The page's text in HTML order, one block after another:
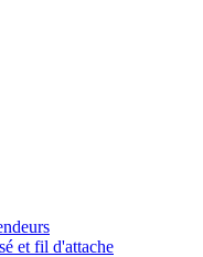
et fil d'attache